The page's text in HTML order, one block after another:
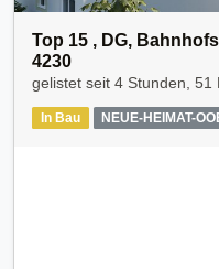
Top 15 , DG,
4230
gelistet seit 4 Stunden, 51
In Bau NEUE-HEIMAT-